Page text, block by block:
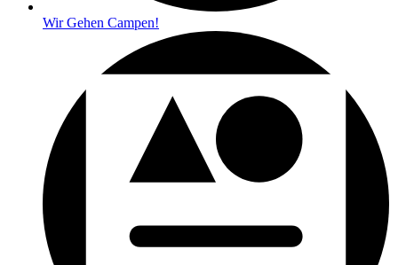
Wir Gehen Campen!